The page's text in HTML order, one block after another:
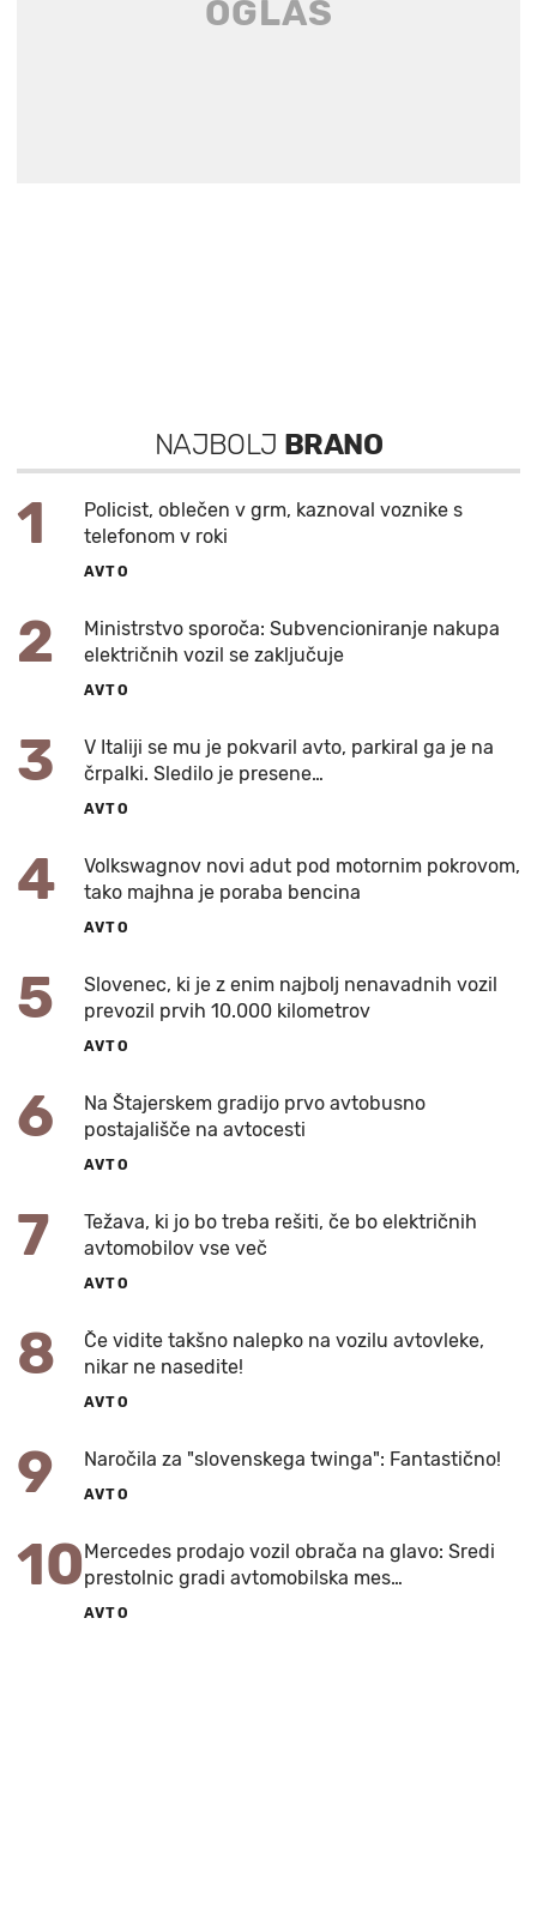
NAJBOLJ BRANO
1
Policist, oblečen v grm, kaznoval voznike s
telefonom v roki
AVTO
2
Ministrstvo sporoča: Subvencioniranje nakupa
električnih vozil se zaključuje
AVTO
3
V Italiji se mu je pokvaril avto, parkiral ga je na
črpalki. Sledilo je presene…
AVTO
4
Volkswagnov novi adut pod motornim pokrovom,
tako majhna je poraba bencina
AVTO
5
Slovenec, ki je z enim najbolj nenavadnih vozil
prevozil prvih 10.000 kilometrov
AVTO
6
Na Štajerskem gradijo prvo avtobusno
postajališče na avtocesti
AVTO
7
Težava, ki jo bo treba rešiti, če bo električnih
avtomobilov vse več
AVTO
8
Če vidite takšno nalepko na vozilu avtovleke,
nikar ne nasedite!
AVTO
9 Naročila za "slovenskega twinga": Fantastično!
AVTO
10Mercedes prodajo vozil obrača na glavo: Sredi
prestolnic gradi avtomobilska mes…
AVTO